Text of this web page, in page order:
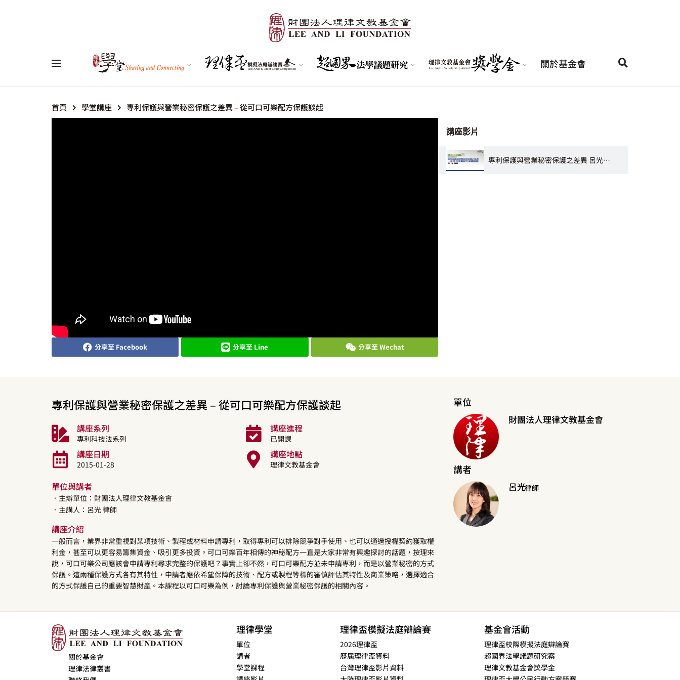
關於基金會
首頁 學堂講座 專利保護與營業秘密保護之差異 – 從可口可樂配方保護談起
講座影片
專利保護與營業秘密保護之差異 呂光律師
分享至 Facebook 分享至 Line 分享至 Wechat
專利保護與營業秘密保護之差異 – 從可口可樂配方保護談起
講座系列
專利科技法系列
講座進程
已開課
講座日期
2015-01-28
講座地點
理律文教基金會
單位與講者
．主辦單位：財團法人理律文教基金會
．主講人： 呂光律師
講座介紹
一般而言，業界非常重視對某項技術、製程或材料申請專利，取得專利可以排除競爭對手使用、也可以通過授權契約獲取權
利金，甚至可以更容易籌集資金、吸引更多投資。可口可樂百年相傳的神秘配方一直是大家非常有興趣探討的話題，按理來
說，可口可樂公司應該會申請專利尋求完整的保護吧？事實上卻不然，可口可樂配方並未申請專利，而是以營業秘密的方式
保護。這兩種保護方式各有其特性，申請者應依希望保障的技術、配方或製程等標的審慎評估其特性及商業策略，選擇適合
的方式保護自己的重要智慧財產。本課程以可口可樂為例，討論專利保護與營業秘密保護的相關內容。
單位
財團法人理律文教基金會
講者
呂光律師
關於基金會
理律法律叢書
理律學堂
單位
講者
學堂課程
理律盃模擬法庭辯論賽
2026理律盃
歷屆理律盃資料
台灣理律盃影片資料
基金會活動
理律盃校際模擬法庭辯論賽
超國界法學議題研究案
理律文教基金會獎學金